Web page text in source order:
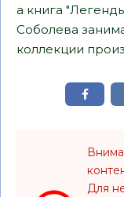
а книга
Соболева
коллекции
Для